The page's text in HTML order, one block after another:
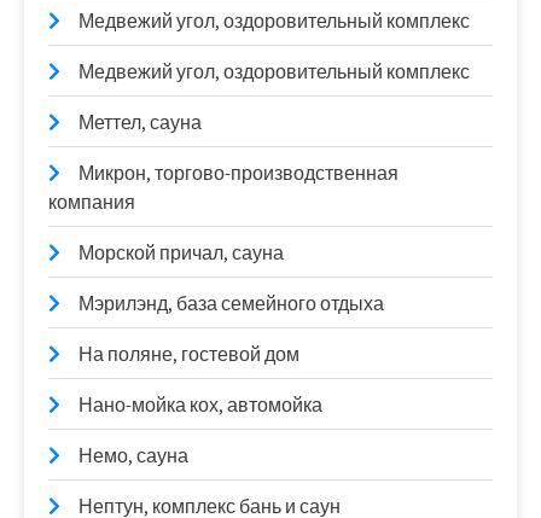
Медвежий угол, оздоровительный комплекс
Медвежий угол, оздоровительный комплекс
Меттел, сауна
Микрон, торгово-производственная
компания
Морской причал, сауна
Мэрилэнд, база семейного отдыха
На поляне, гостевой дом
Нано-мойка кох, автомойка
Немо, сауна
Нептун, комплекс бань и саун